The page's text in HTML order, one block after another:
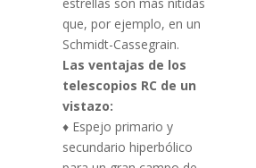
que, por ejemplo, en un
Schmidt-Cassegrain.
Las ventajas de los
telescopios RC de un
vistazo:
♦ Espejo primario y
secundario hiperbólico